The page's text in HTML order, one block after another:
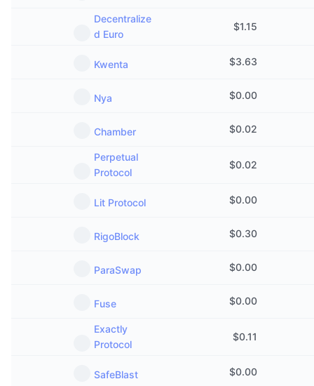
Decentralize
d Euro
$1.15
Kwenta $3.63
Nya $0.00
Chamber $0.02
Perpetual
Protocol
$0.02
Lit Protocol $0.00
RigoBlock $0.30
ParaSwap $0.00
Fuse $0.00
Exactly
Protocol
$0.11
SafeBlast $0.00